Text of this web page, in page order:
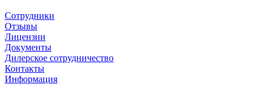
Сотрудники
Отзывы
Лицензии
Документы
Дилерское сотрудничество
Контакты
Информация